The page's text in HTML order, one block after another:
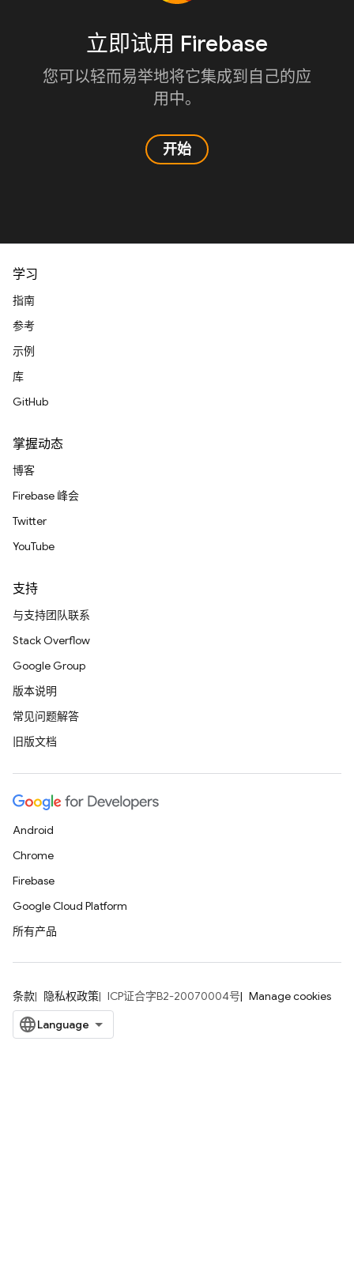
立即试用 Firebase
您可以轻而易举地将它集成到自己的应
用中。
开始
学习
指南
参考
示例
库
GitHub
掌握动态
博客
Firebase 峰会
Twitter
YouTube
支持
与支持团队联系
Stack Overflow
Google Group
版本说明
常见问题解答
旧版文档
Android
Chrome
Firebase
Google Cloud Platform
所有产品
条款 隐私权政策 ICP证合字B2-20070004号 Manage cookies